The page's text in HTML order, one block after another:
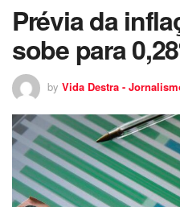
Prévia da
sobe para
by Vida Destra -